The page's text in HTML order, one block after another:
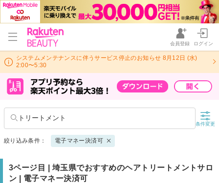
会員登録 ログイン
システムメンテナンスに伴うサービス停止のお知らせ 8月12日 (水)
2:00〜5:30
トリートメント
条件変更
絞り込み条件： 電子マネー決済可
3ページ目 | 埼玉県でおすすめのヘアトリートメントサロ
ン | 電子マネー決済可